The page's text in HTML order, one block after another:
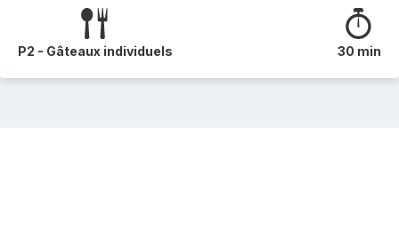
P2 - Gâteaux individuels 30 min